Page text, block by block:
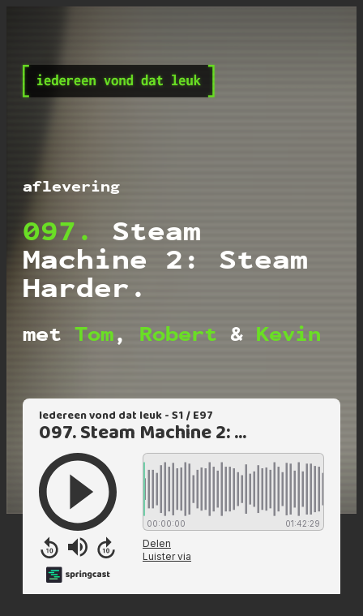
Iedereen vond dat
aflevering
097.
Steam
Machine 2: Steam
Harder.
met Tom, Robert & Kevin